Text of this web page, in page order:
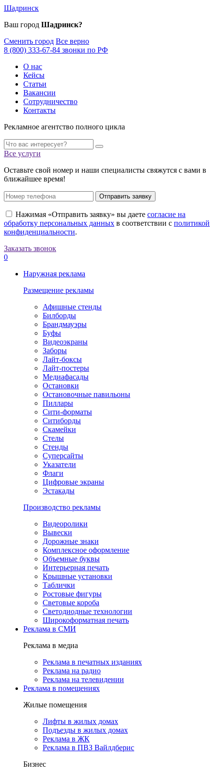
Шадринск
Ваш город Шадринск?
Сменить город Все верно
8 (800) 333-67-84 звонки по РФ
О нас
Кейсы
Статьи
Вакансии
Сотрудничество
Контакты
Рекламное агентство полного цикла
Все услуги
Оставьте свой номер и наши специалисты свяжутся с вами в
ближайшее время!
Отправить заявку
Нажимая «Отправить заявку» вы даете согласие на
обработку персональных данных в соответствии с политикой
конфиденциальности.
Заказать звонок
0
Наружная реклама
Размещение рекламы
Афишные стенды
Билборды
Брандмауэры
Буфы
Видеоэкраны
Заборы
Лайт-боксы
Лайт-постеры
Медиафасады
Остановки
Остановочные павильоны
Пиллары
Сити-форматы
Ситиборды
Скамейки
Стелы
Стенды
Суперсайты
Указатели
Флаги
Цифровые экраны
Эстакады
Производство рекламы
Видеоролики
Вывески
Дорожные знаки
Комплексное оформление
Объемные буквы
Интерьерная печать
Крышные установки
Таблички
Ростовые фигуры
Световые короба
Светодиодные технологии
Широкоформатная печать
Реклама в СМИ
Реклама в медиа
Реклама в печатных изданиях
Реклама на радио
Реклама на телевидении
Реклама в помещениях
Жилые помещения
Лифты в жилых домах
Подъезды в жилых домах
Реклама в ЖК
Реклама в ПВЗ Вайлдберис
Бизнес